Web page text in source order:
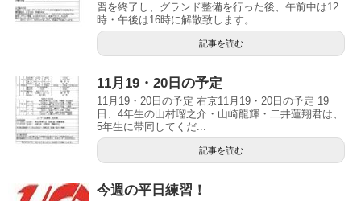
習を終了し、グランド整備を行った後、午前中は12
時・午後は16時に解散致します。...
記事を読む
11月19・20日の予定
11月19・20日の予定 右京11月19・20日の予定 19
日、4年生の山村瑠之介・山崎龍輝・二井蓮翔君は、
5年生に帯同してくだ...
記事を読む
今週の平日練習！